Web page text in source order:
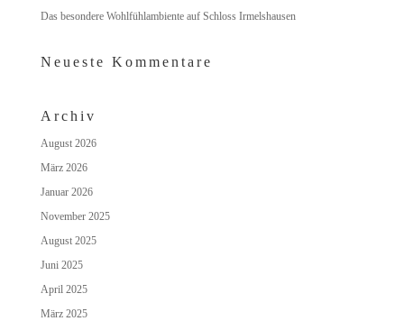
Das besondere Wohlfühlambiente auf Schloss Irmelshausen
Neueste Kommentare
Archiv
August 2026
März 2026
Januar 2026
November 2025
August 2025
Juni 2025
April 2025
März 2025